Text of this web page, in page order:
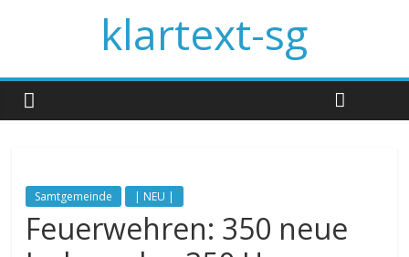
klartext-sg
Samtgemeinde | NEU |
Feuerwehren: 350 neue